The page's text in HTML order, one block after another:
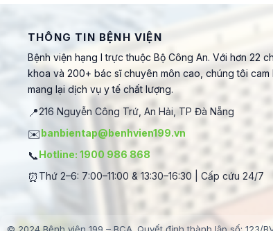
THÔNG TIN BỆNH VIỆN
Bệnh viện hạng I trực thuộc Bộ Công An. Với hơn 22
khoa và 200+ bác sĩ chuyên môn cao, chúng tôi cam
mang lại dịch vụ y tế chất lượng.
📍216 Nguyễn Công Trứ, An Hải, TP Đà Nẵng
✉️banbientap@benhvien199.vn
📞Hotline: 1900 986 868
⏰ Thứ 2–6: 7:00–11:00 & 13:30–16:30 | Cấp cứu 24/7